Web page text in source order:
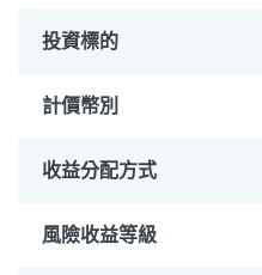
投資標的
計價幣別
收益分配方式
風險收益等級